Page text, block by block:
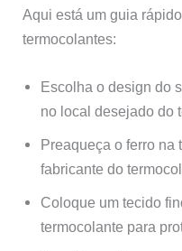
Aqui está um guia
termocolantes:
Escolha o design do
no local desejado do
Preaqueça o ferro
fabricante do
Coloque um tecido
termocolante para